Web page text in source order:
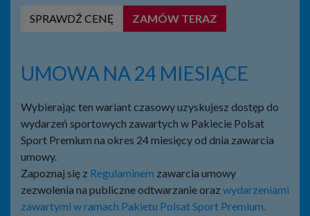
SPRAWDŹ CENĘ
ZAMÓW TERAZ
UMOWA NA 24 MIESIĄCE
Wybierając ten wariant czasowy uzyskujesz dostęp do
wydarzeń sportowych zawartych w Pakiecie Polsat
Sport Premium na okres 24 miesięcy od dnia zawarcia
umowy.
Zapoznaj się z Regulaminem zawarcia umowy
zezwolenia na publiczne odtwarzanie oraz wydarzeniami
zawartymi w ramach Pakietu Polsat Sport Premium.